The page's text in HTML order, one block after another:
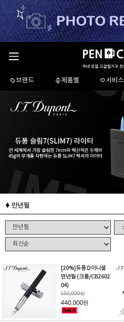
브랜드 제품별 서비스
만년필
[20%]듀퐁 D이니셜
만년필 (크롬/CB2602
04)
550,000원
440,000원